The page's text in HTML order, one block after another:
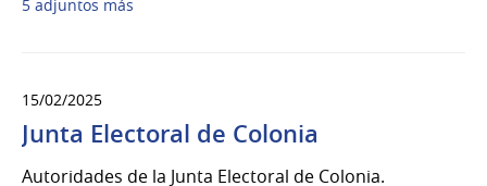
5 adjuntos más
15/02/2025
Junta Electoral de Colonia
Autoridades de la Junta Electoral de Colonia.